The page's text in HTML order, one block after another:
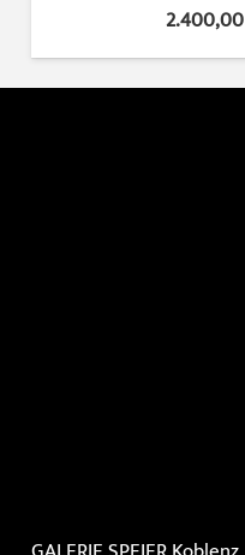
2.400,00